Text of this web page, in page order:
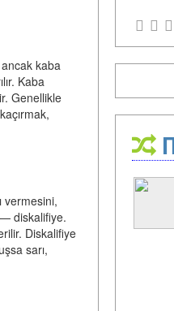
kaba
Kaba
Genellikle
vermesini,
— diskalifiye.
Diskalifiye
sarı,